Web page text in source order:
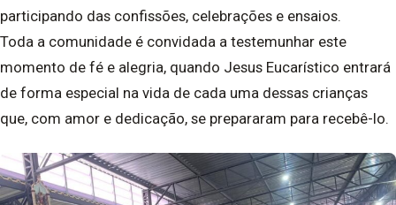
participando das confissões, celebrações e ensaios.
Toda a comunidade é convidada a testemunhar este
momento de fé e alegria, quando Jesus Eucarístico entrará
de forma especial na vida de cada uma dessas crianças
que, com amor e dedicação, se prepararam para recebê-lo.